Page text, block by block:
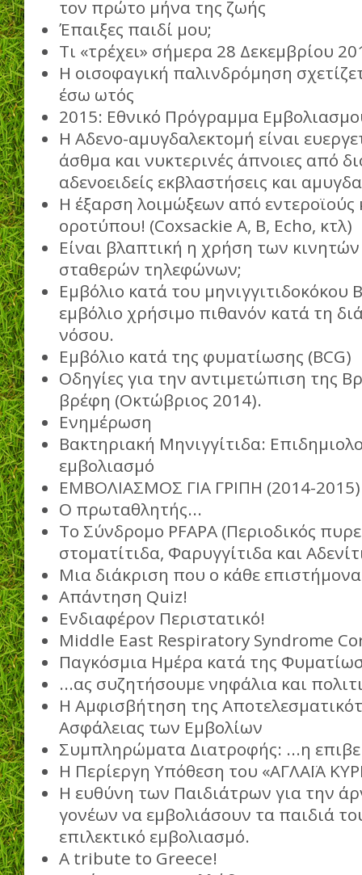
τον πρώτο μήνα της ζωής
Έπαιξες παιδί μου;
Τι «τρέχει» σήμερα 28 Δεκεμβρίου
Η οισοφαγική παλινδρόμηση
έσω ωτός
2015: Εθνικό Πρόγραμμα
Η Αδενο-αμυγδαλεκτομή είναι
άσθμα και νυκτερινές άπνοιες από
αδενοειδείς εκβλαστήσεις και
Η έξαρση λοιμώξεων από εντεροϊούς
οροτύπου! (Coxsackie A, B, Echo, κτλ)
Είναι βλαπτική η χρήση των
σταθερών τηλεφώνων;
Εμβόλιο κατά του μηνιγγιτιδοκόκου
εμβόλιο χρήσιμο πιθανόν κατά τη
νόσου.
Εμβόλιο κατά της φυματίωσης (BCG)
Οδηγίες για την αντιμετώπιση της
βρέφη (Οκτώβριος 2014).
Ενημέρωση
Βακτηριακή Μηνιγγίτιδα:
εμβολιασμό
ΕΜΒΟΛΙΑΣΜΟΣ ΓΙΑ ΓΡΙΠΗ (2014-2015)
O πρωταθλητής...
Tο Σύνδρομο PFAPA (Περιοδικός
στοματίτιδα, Φαρυγγίτιδα και
Μια διάκριση που ο κάθε
Απάντηση Quiz!
Ενδιαφέρον Περιστατικό!
Middle East Respiratory Syndrome
Παγκόσμια Ημέρα κατά της
...ας συζητήσουμε νηφάλια και
Η Αμφισβήτηση της
Ασφάλειας των Εμβολίων
Συμπληρώματα Διατροφής: ...η
Η Περίεργη Υπόθεση του «ΑΓΛΑΪΑ
Η ευθύνη των Παιδιάτρων για την
γονέων να εμβολιάσουν τα παιδιά
επιλεκτικό εμβολιασμό.
A tribute to Greece!